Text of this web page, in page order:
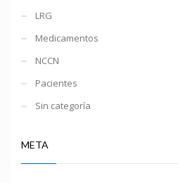
LRG
Medicamentos
NCCN
Pacientes
Sin categoría
META